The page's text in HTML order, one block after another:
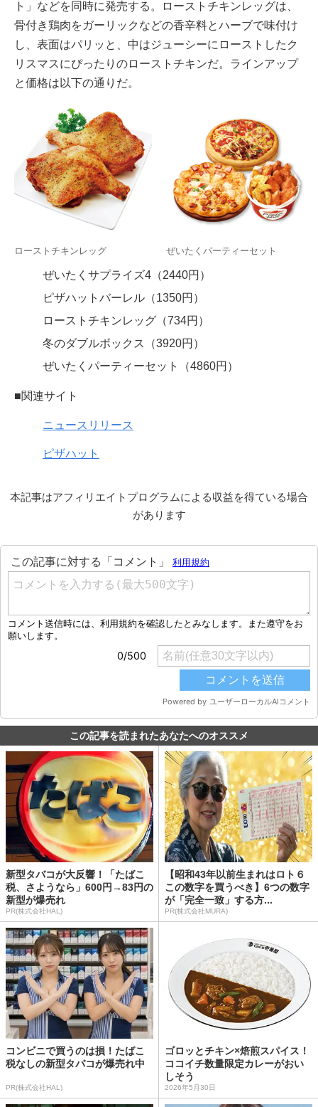
ト」などを同時に発売する。ローストチキンレッグは、
骨付き鶏肉をガーリックなどの香辛料とハーブで味付け
し、表面はパリッと、中はジューシーにローストしたク
リスマスにぴったりのローストチキンだ。ラインアップ
と価格は以下の通りだ。
ローストチキンレッグ ぜいたくパーティーセット
ぜいたくサプライズ4（2440円）
ピザハットバーレル（1350円）
ローストチキンレッグ（734円）
冬のダブルボックス（3920円）
ぜいたくパーティーセット（4860円）
■関連サイト
ニュースリリース
ピザハット
本記事はアフィリエイトプログラムによる収益を得ている場合
があります
この記事を読まれたあなたへのオススメ
新型タバコが大反響！「たばこ
税、さようなら」600円→83円の
新型が爆売れ
PR(株式会社HAL)
【昭和43年以前生まれはロト６
この数字を買うべき】6つの数字
が「完全一致」する方...
PR(株式会社MURA)
コンビニで買うのは損！たばこ
税なしの新型タバコが爆売れ中
PR(株式会社HAL)
ゴロッとチキン×焙煎スパイス！
ココイチ数量限定カレーがおい
しそう
2026年5月30日